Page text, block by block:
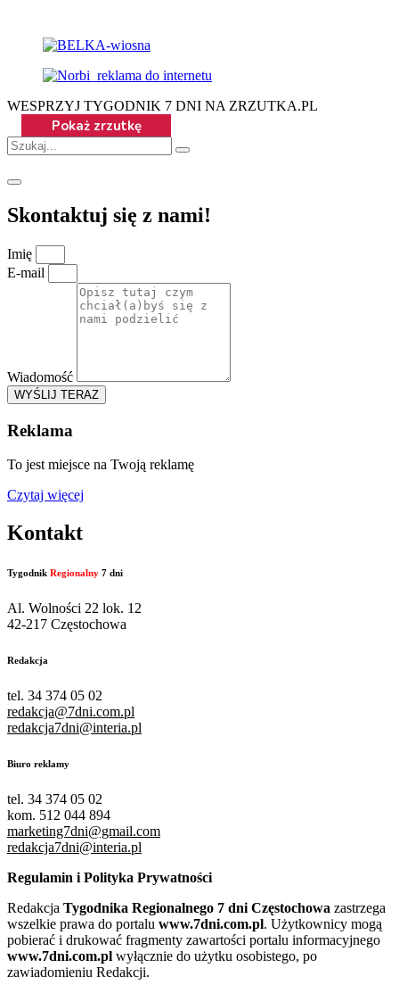
WESPRZYJ TYGODNIK 7 DNI NA ZRZUTKA.PL
Skontaktuj się z nami!
Imię
E-mail
Wiadomość
WYŚLIJ TERAZ
Reklama
To jest miejsce na Twoją reklamę
Czytaj więcej
Kontakt
Tygodnik Regionalny 7 dni
Al. Wolności 22 lok. 12
42-217 Częstochowa
Redakcja
tel. 34 374 05 02
redakcja@7dni.com.pl
redakcja7dni@interia.pl
Biuro reklamy
tel. 34 374 05 02
kom. 512 044 894
marketing7dni@gmail.com
redakcja7dni@interia.pl
Regulamin i Polityka Prywatności
Redakcja Tygodnika Regionalnego 7 dni Częstochowa zastrzega
wszelkie prawa do portalu www.7dni.com.pl. Użytkownicy mogą
pobierać i drukować fragmenty zawartości portalu informacyjnego
www.7dni.com.pl wyłącznie do użytku osobistego, po
zawiadomieniu Redakcji.